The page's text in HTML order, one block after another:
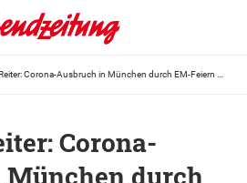
Corona-
durch